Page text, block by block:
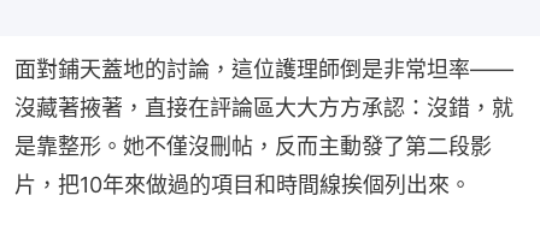
面對鋪天蓋地的討論，這位護理師倒是非常坦率——
沒藏著掖著，直接在評論區大大方方承認：沒錯，就
是靠整形。她不僅沒刪帖，反而主動發了第二段影
片，把10年來做過的項目和時間線挨個列出來。